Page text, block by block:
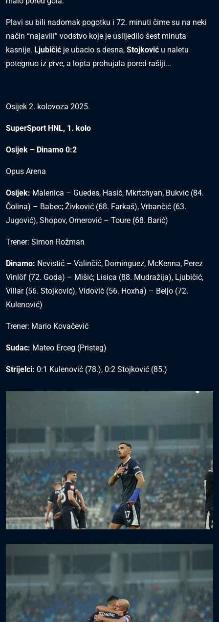
Plavi su bili nadomak pogotku i 72. minuti čime su na neki
način “najavili” vodstvo koje je uslijedilo šest minuta
kasnije. Ljubičić je ubacio s desna, Stojković u naletu
potegnuo iz prve, a lopta prohujala pored rašlji...
Osijek 2. kolovoza 2025.
SuperSport HNL, 1. kolo
Osijek – Dinamo 0:2
Opus Arena
Osijek: Malenica – Guedes, Hasić, Mkrtchyan, Bukvić (84.
Čolina) – Babec; Živković (68. Farkaš), Vrbančić (63.
Jugović), Shopov, Omerović – Toure (68. Barić)
Trener: Simon Rožman
Dinamo: Nevistić – Valinčić, Dominguez, McKenna, Perez
Vinlöf (72. Goda) – Mišić; Lisica (88. Mudražija), Ljubičić,
Villar (56. Stojković), Vidović (56. Hoxha) – Beljo (72.
Kulenović)
Trener: Mario Kovačević
Sudac: Mateo Erceg (Pristeg)
Strijelci: 0:1 Kulenović (78.), 0:2 Stojković (85.)